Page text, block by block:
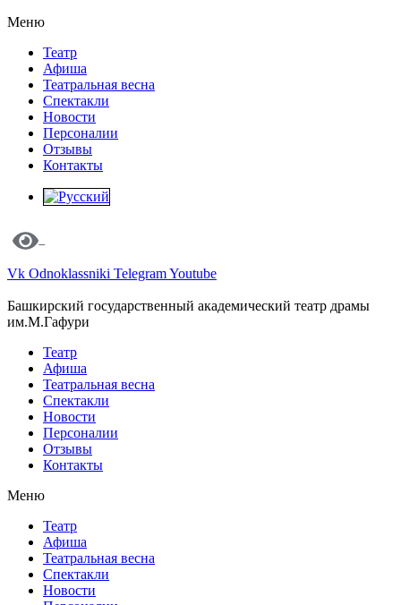
Меню
Театр
Афиша
Театральная весна
Спектакли
Новости
Персоналии
Отзывы
Контакты
Vk Odnoklassniki TelegramYoutube
Башкирский государственный академический театр драмы
им.М.Гафури
Театр
Афиша
Театральная весна
Спектакли
Новости
Персоналии
Отзывы
Контакты
Меню
Театр
Афиша
Театральная весна
Спектакли
Новости